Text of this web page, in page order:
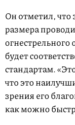
Он отметил, что
размера
будет
стандартам.
что это
зрения его
как можно